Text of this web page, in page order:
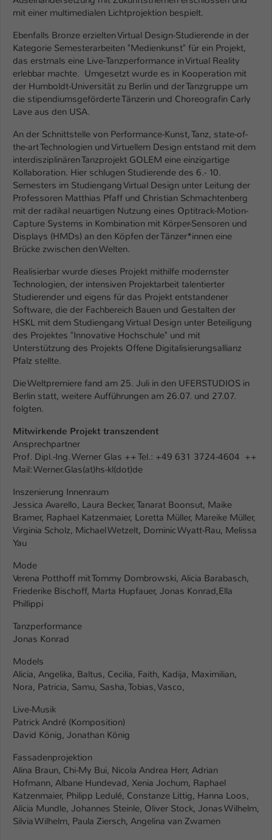
mit einer multimedialen Lichtprojektion bespielt.
Ebenfalls Bronze erzielten Virtual Design-Studierende in der
Kategorie Semesterarbeiten "Medienkunst" für ein Projekt,
das erstmals eine Live-Tanzperformance in Virtual Reality
erlebbar machte. Umgesetzt wurde es in Kooperation mit
der Humboldt-Universität zu Berlin und der Tanzgruppe um
die stipendiumsgeförderte Tänzerin und Choreografin Carly
Lave aus den USA.
An der Schnittstelle von Performance-Kunst, Tanz, state-of-
the-art Technologien und Virtuellem Design entstand mit dem
interdisziplinären Tanzprojekt GOLEM eine einzigartige
Kollaboration. Hier schlugen Studierende des 6.- 10.
Semesters im Studiengang Virtual Design unter Leitung der
Professoren Matthias Pfaff und Christian Schmachtenberg
mit der radikal neuartigen Nutzung eines Optitrack-Motion-
Capture Systems in Kombination mit Körper-Sensoren und
Displays (HMDs) an den Köpfen der Tänzer*innen eine
Brücke zwischen den Welten.
Realisierbar wurde dieses Projekt mithilfe modernster
Technologien, der intensiven Projektarbeit talentierter
Studierender und eigens für das Projekt entstandener
Software, die der Fachbereich Bauen und Gestalten der
HSKL mit dem Studiengang Virtual Design unter Beteiligung
des Projektes "Innovative Hochschule" und mit
Unterstützung des Projekts Offene Digitalisierungsallianz
Pfalz stellte.
Die Weltpremiere fand am 25. Juli in den UFERSTUDIOS in
Berlin statt, weitere Aufführungen am 26.07. und 27.07.
folgten.
Mitwirkende Projekt transzendent
Ansprechpartner
Prof. Dipl.-Ing. Werner Glas ++ Tel.: +49 631 3724-4604 ++
Mail: Werner.Glas(at)hs-kl(dot)de
Inszenierung Innenraum
Jessica Avarello, Laura Becker, Tanarat Boonsut, Maike
Bramer, Raphael Katzenmaier, Loretta Müller, Mareike Müller,
Virginia Scholz, Michael Wetzelt, Dominic Wyatt-Rau, Melissa
Yau
Mode
Verena Potthoff mit Tommy Dombrowski, Alicia Barabasch,
Friederike Bischoff, Marta Hupfauer, Jonas Konrad,Ella
Phillippi
Tanzperformance
Jonas Konrad
Models
Alicia, Angelika, Baltus, Cecilia, Faith, Kadija, Maximilian,
Nora, Patricia, Samu, Sasha, Tobias, Vasco,
Live-Musik
Patrick André (Komposition)
David König, Jonathan König
Fassadenprojektion
Alina Braun, Chi-My Bui, Nicola Andrea Herr, Adrian
Hofmann, Albane Hundevad, Xenia Jochum, Raphael
Katzenmaier, Philipp Ledulé, Constanze Littig, Hanna Loos,
Alicia Mundle, Johannes Steinle, Oliver Stock, Jonas Wilhelm,
Silvia Wilhelm, Paula Ziersch, Angelina van Zwamen
Einstellungen. Unter anderem eine zufällig
generierte ID, für die historische
Speicherung Ihrer vorgenommen
Einstellungen, falls der Webseiten-
Betreiber dies eingestellt hat.
Name fe_typo_user / PHPSESSID
Laufzeit 1 Woche
Zweck
Dieses Cookie ist ein Standard-Session-
Cookie von TYPO3. Es speichert im Fall
eines Intranet-Logins die Session-ID. So
kann der eingeloggte Benutzer
wiedererkannt werden und es wird ihm
Zugang zu geschützten Bereichen
gewährt.
Name be_typo_user
Anbieter TYPO3
Laufzeit 1 Tag
Zweck
ein Besucher im Typo3-Backend
angemeldet ist und Rechte besitzt diese